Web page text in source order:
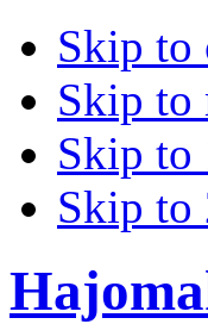
Skip to
Skip to
Skip to
Skip to